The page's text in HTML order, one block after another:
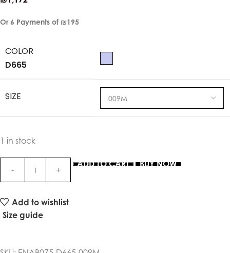
Or 6 Payments of ₪195
COLOR
D665
SIZE
1 in stock
ADD TO CART BUY NOW
Add to wishlist
Size guide